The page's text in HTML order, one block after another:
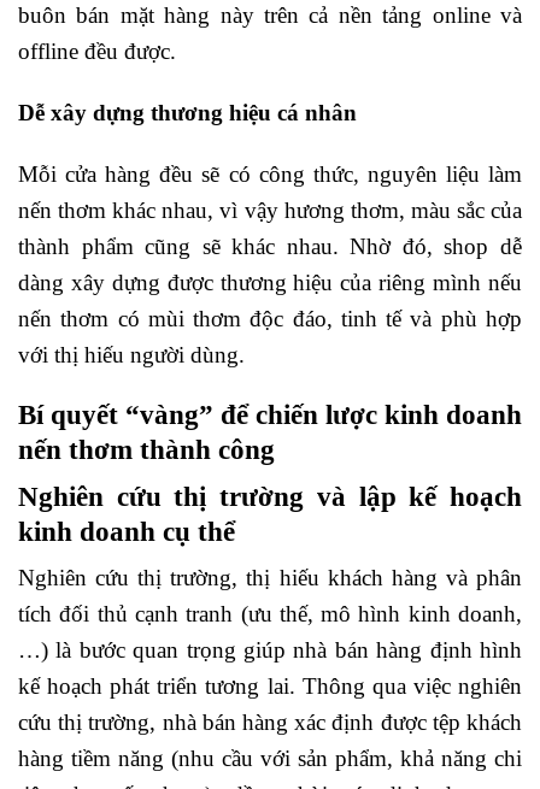
buôn bán mặt hàng này trên cả nền tảng online và
offline đều được.
Dễ xây dựng thương hiệu cá nhân
Mỗi cửa hàng đều sẽ có công thức, nguyên liệu làm
nến thơm khác nhau, vì vậy hương thơm, màu sắc của
thành phẩm cũng sẽ khác nhau. Nhờ đó, shop dễ
dàng xây dựng được thương hiệu của riêng mình nếu
nến thơm có mùi thơm độc đáo, tinh tế và phù hợp
với thị hiếu người dùng.
Bí quyết “vàng” để chiến lược kinh doanh
nến thơm thành công
Nghiên cứu thị trường và lập kế hoạch
kinh doanh cụ thể
Nghiên cứu thị trường, thị hiếu khách hàng và phân
tích đối thủ cạnh tranh (ưu thế, mô hình kinh doanh,
…) là bước quan trọng giúp nhà bán hàng định hình
kế hoạch phát triển tương lai. Thông qua việc nghiên
cứu thị trường, nhà bán hàng xác định được tệp khách
hàng tiềm năng (nhu cầu với sản phẩm, khả năng chi